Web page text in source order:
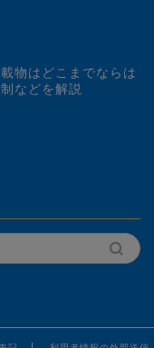
物はどこまでならは
などを解説